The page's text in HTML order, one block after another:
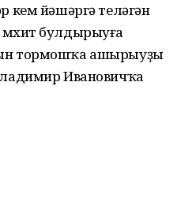
кем йәшәргә теләгән
булдырыуға
тормошҡа ашырыуҙы
Ивановичҡа